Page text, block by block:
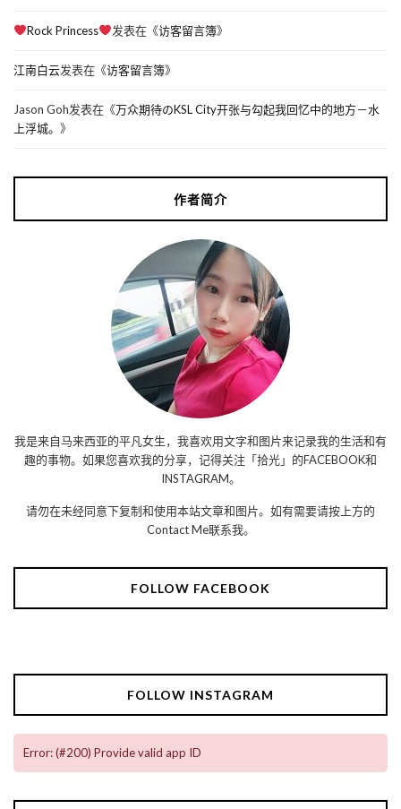
Rock Princess 发表在《访客留言簿》
江南白云发表在《访客留言簿》
Jason Goh发表在《万众期待のKSL City开张与勾起我回忆中的地方－水
上浮城。 》
作者简介
我是来自马来西亚的平凡女生，我喜欢用文字和图片来记录我的生活和有
趣的事物。如果您喜欢我的分享，记得关注「拾光」的FACEBOOK和
INSTAGRAM。
请勿在未经同意下复制和使用本站文章和图片。如有需要请按上方的
Contact Me联系我。
FOLLOW FACEBOOK
FOLLOW INSTAGRAM
Error: (#200) Provide valid app ID